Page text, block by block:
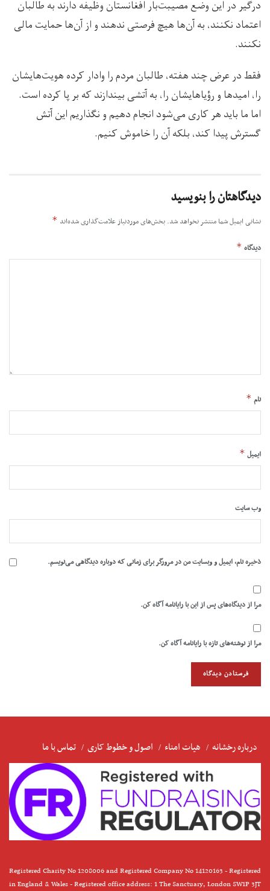
درگیر در این وضع مصیبت‌بار افغانستان وظیفه دارند به طالبان
اعتماد نکنند، به آن‌ها هیچ فرصتی ندهند و از آن‌ها حمایت مالی
نکنند.
فقط در عرض چند هفته، طالبان مردم را وادار کرده هویت‌هایشان
را، امیدها و رؤیاهایشان را، به آتشی بیندازند که بر پا کرده‌ است.
اما ما باید هر کاری می‌شود انجام دهیم و نگذاریم این آتش
گسترش پیدا کند، بلکه آن را خاموش کنیم.
دیدگاهتان را بنویسید
نشانی ایمیل شما منتشر نخواهد شد. بخش‌های موردنیاز علامت‌گذاری شده‌اند *
دیدگاه *
نام *
ایمیل *
وب‌ سایت
ذخیره نام، ایمیل و وبسایت من در مرورگر برای زمانی که دوباره دیدگاهی می‌نویسم.
مرا از دیدگاه‌های پس از این با رایانامه آگاه کن.
مرا از نوشته‌های تازه با رایانامه آگاه کن.
درباره رخشانه هیات امناء اصول و خطوط کاری تماس با ما
Registered Charity No 1208006 and Registered Company No 14120163 - Registered
in England & Wales - Registered office address: 1 The Sanctuary, London SW1P 3JT